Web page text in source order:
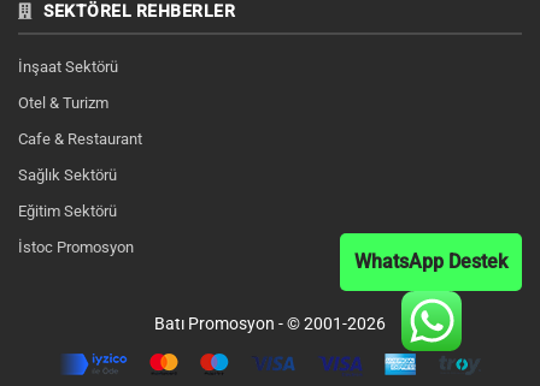
WhatsApp Destek
SEKTÖREL REHBERLER
İnşaat Sektörü
Otel & Turizm
Cafe & Restaurant
Sağlık Sektörü
Eğitim Sektörü
İstoc Promosyon
Batı Promosyon - © 2001-2026